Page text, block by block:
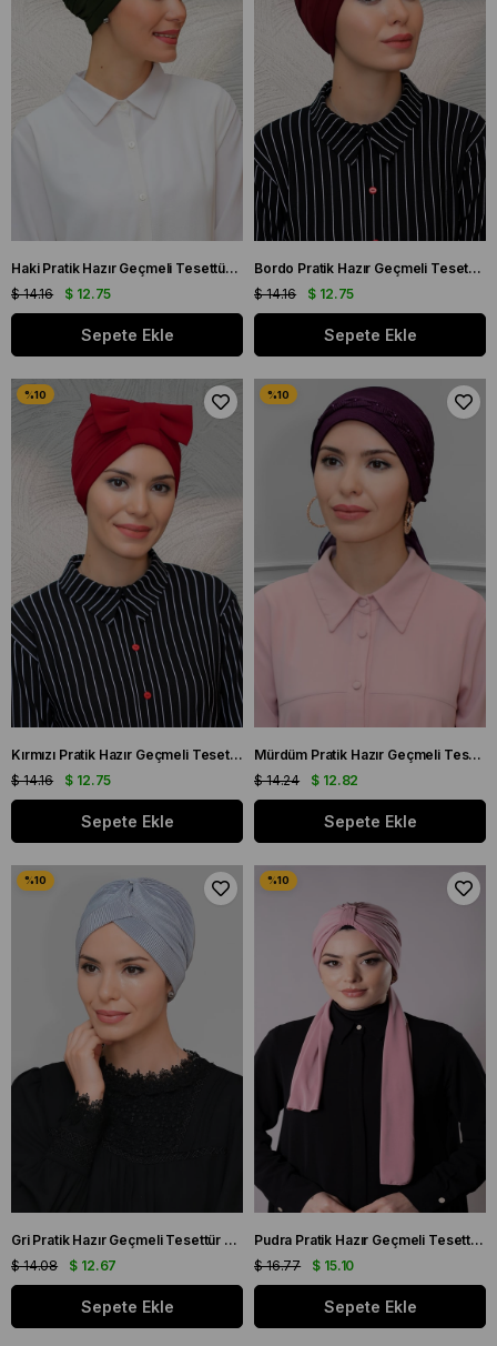
Haki Pratik Hazır Geçmeli Tesettür Bone Sandy Kumaş Fiyonklu Büzgülü 7010_09
$ 12.75
$ 14.16
Sepete Ekle
Bordo Pratik Hazır Geçmeli Tesettür Bone Sandy Kumaş Fiyonklu Büzgülü 7010_16
$ 12.75
$ 14.16
Sepete Ekle
Kırmızı Pratik Hazır Geçmeli Tesettür Bone Sandy Kumaş Fiyonklu Büzgülü 7010_31
$ 12.75
$ 14.16
Sepete Ekle
Mürdüm Pratik Hazır Geçmeli Tesettür Bone Fukuro Piliseli Örgülü Güllü 1823_07
$ 12.82
$ 14.24
Sepete Ekle
Gri Pratik Hazır Geçmeli Tesettür Bone Fukuro Piliseli Tek Çapraz Büzgülü 1824_15
$ 12.67
$ 14.08
Sepete Ekle
Pudra Pratik Hazır Geçmeli Tesettür Bone Sandy Kumaş Atkılı 2204_06
$ 15.10
$ 16.77
Sepete Ekle